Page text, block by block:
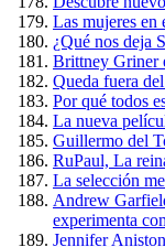
Las mujeres en
¿Qué nos deja
Brittney Griner
Queda fuera
Por qué todos
La nueva
Guillermo del
RuPaul, La
La selección
Andrew
experimenta
Jennifer